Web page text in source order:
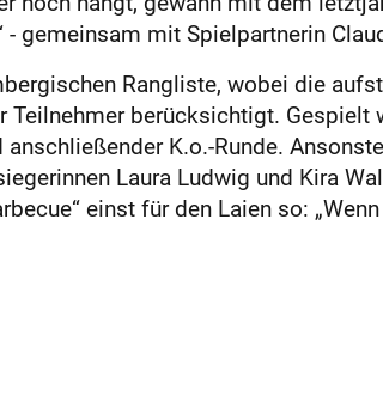
gemeinsam mit Spielpartnerin
Rangliste, wobei die
berücksichtigt.
K.o.-Runde.
Laura Ludwig und Kira
einst für den Laien so: